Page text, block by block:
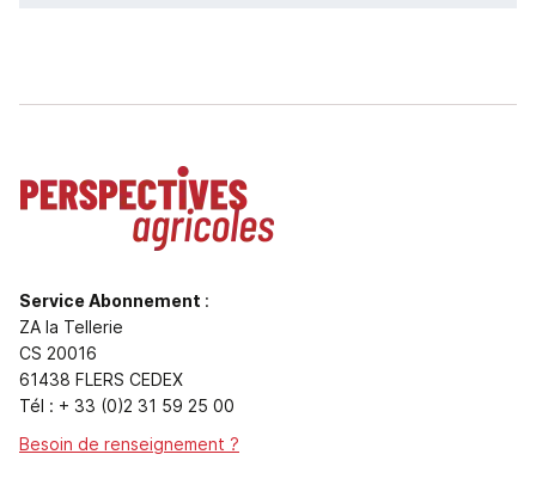
Service Abonnement :
ZA la Tellerie
CS 20016
61438 FLERS CEDEX
Tél : + 33 (0)2 31 59 25 00
Besoin de renseignement ?